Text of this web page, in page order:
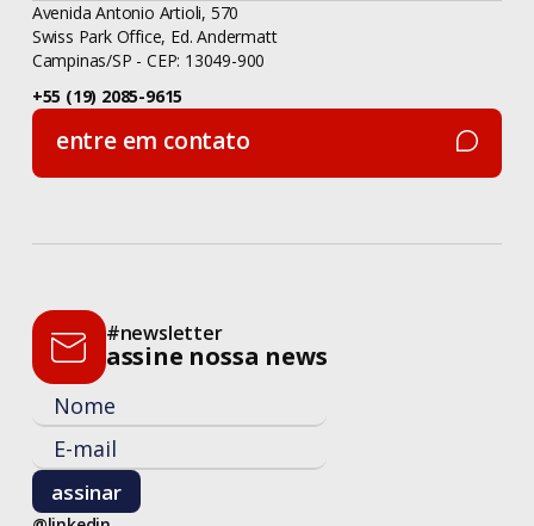
Avenida Antonio Artioli, 570
Swiss Park Office, Ed. Andermatt
Campinas/SP - CEP: 13049-900
+55 (19) 2085-9615
entre em contato
entre em contato
#newsletter
assine nossa news